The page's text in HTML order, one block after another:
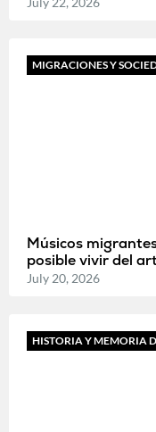
MIGRACIONES Y
Músicos
posible vivir del
July 20, 2026
HISTORIA Y MEMORIA